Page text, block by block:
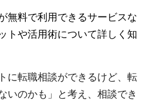
無料で利用できるサービスな
トや活用術について詳しく知
に転職相談ができるけど、転
いのかも」と考え、相談でき